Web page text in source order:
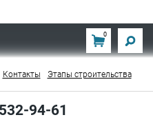
0
Контакты Этапы строительства
94-61